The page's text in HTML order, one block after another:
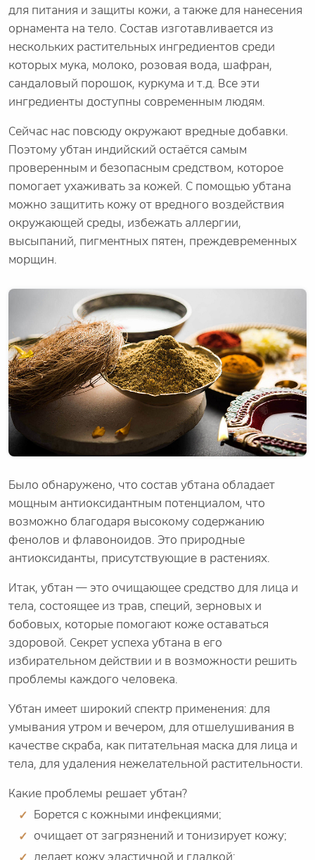
для питания и защиты кожи, а также для нанесения
орнамента на тело. Состав изготавливается из
нескольких растительных ингредиентов среди
которых мука, молоко, розовая вода, шафран,
сандаловый порошок, куркума и т.д. Все эти
ингредиенты доступны современным людям.
Сейчас нас повсюду окружают вредные добавки.
Поэтому убтан индийский остаётся самым
проверенным и безопасным средством, которое
помогает ухаживать за кожей. С помощью убтана
можно защитить кожу от вредного воздействия
окружающей среды, избежать аллергии,
высыпаний, пигментных пятен, преждевременных
морщин.
Было обнаружено, что состав убтана обладает
мощным антиоксидантным потенциалом, что
возможно благодаря высокому содержанию
фенолов и флавоноидов. Это природные
антиоксиданты, присутствующие в растениях.
Итак, убтан — это очищающее средство для лица и
тела, состоящее из трав, специй, зерновых и
бобовых, которые помогают коже оставаться
здоровой. Секрет успеха убтана в его
избирательном действии и в возможности решить
проблемы каждого человека.
Убтан имеет широкий спектр применения: для
умывания утром и вечером, для отшелушивания в
качестве скраба, как питательная маска для лица и
тела, для удаления нежелательной растительности.
Какие проблемы решает убтан?
Борется с кожными инфекциями;
очищает от загрязнений и тонизирует кожу;
делает кожу эластичной и гладкой;